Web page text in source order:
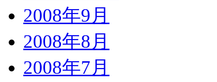
2008年9月
2008年8月
2008年7月